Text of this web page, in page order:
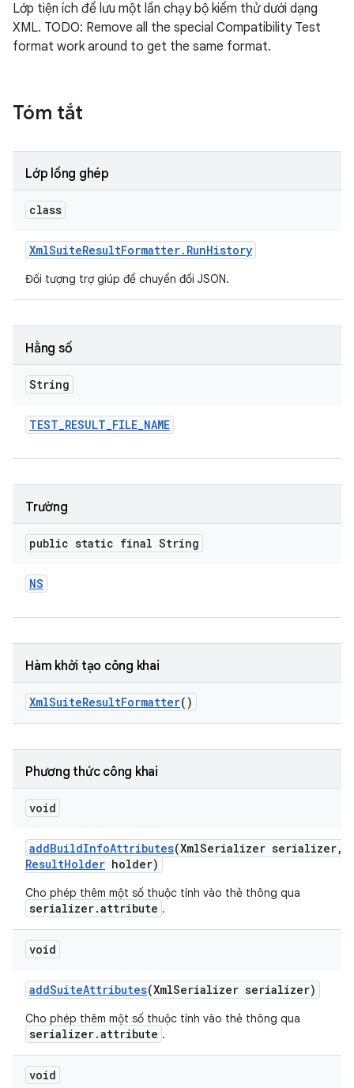
Lớp tiện ích để lưu một lần chạy bộ kiểm thử dưới dạng
XML. TODO: Remove all the special Compatibility Test
format work around to get the same format.
Tóm tắt
Lớp lồng ghép
class
XmlSuiteResultFormatter. RunHistory
Đối tượng trợ giúp để chuyển đổi JSON.
Hằng số
String
TEST_RESULT_FILE_NAME
Trường
public static final String
NS
Hàm khởi tạo công khai
XmlSuiteResultFormatter()
Phương thức công khai
void
addBuildInfoAttributes(XmlSerializer serializer,
ResultHolder holder)
Cho phép thêm một số thuộc tính vào thẻ thông qua
serializer.attribute .
void
addSuiteAttributes(XmlSerializer serializer)
Cho phép thêm một số thuộc tính vào thẻ thông qua
serializer.attribute .
void